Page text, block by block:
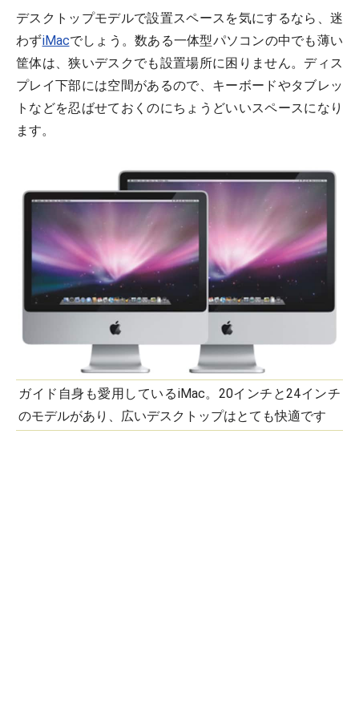
デスクトップモデルで設置スペースを気にするなら、迷
わずiMacでしょう。数ある一体型パソコンの中でも薄い
筐体は、狭いデスクでも設置場所に困りません。ディス
プレイ下部には空間があるので、キーボードやタブレッ
トなどを忍ばせておくのにちょうどいいスペースになり
ます。
ガイド自身も愛用しているiMac。20インチと24インチ
のモデルがあり、広いデスクトップはとても快適です